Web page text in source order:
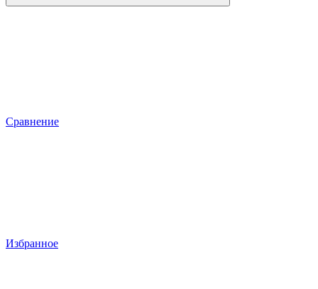
Сравнение
Избранное